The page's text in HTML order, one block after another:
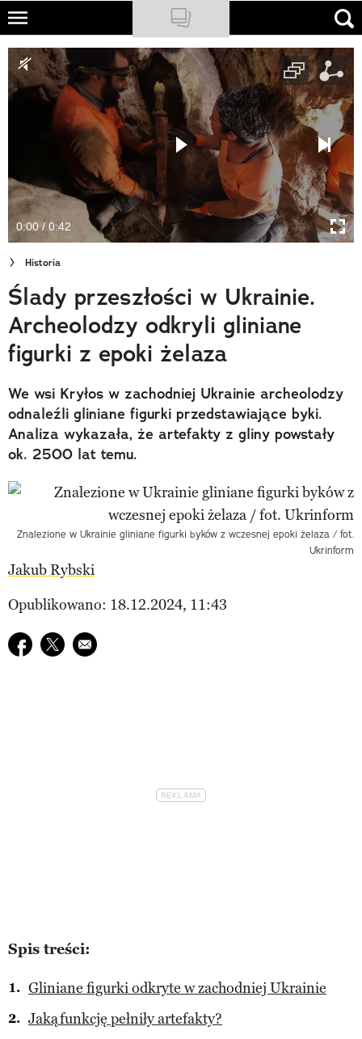
Skip
main
content
NATIONAL GEOGRAPHIC
TRAVELER
PODCASTY
Newsletter
Cuda Polski
Wielki Konkurs Fotograficzny
Trendbook Podróżniczy
Polecane
0:00 / 0:42
Historia
Ślady przeszłości w Ukrainie.
Archeolodzy odkryli gliniane
figurki z epoki żelaza
We wsi Kryłos w zachodniej Ukrainie archeolodzy
odnaleźli gliniane figurki przedstawiające byki.
Analiza wykazała, że artefakty z gliny powstały
ok. 2500 lat temu.
Znalezione w Ukrainie gliniane figurki byków z wczesnej epoki żelaza / fot.
Ukrinform
Jakub Rybski
Opublikowano: 18.12.2024, 11:43
Udostępnij na facebook
Udostępnij na twitter
E-mail do przyjaciela
Spis treści:
Gliniane figurki odkryte w zachodniej Ukrainie
Jaką funkcję pełniły artefakty?